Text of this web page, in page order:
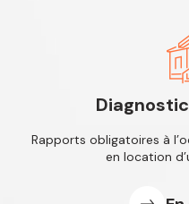
Rapports obligatoires à
en location